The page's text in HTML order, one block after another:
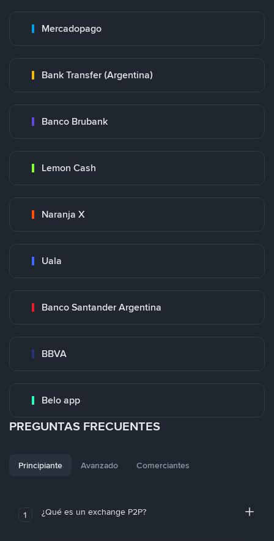
Mercadopago
Bank Transfer (Argentina)
Banco Brubank
Lemon Cash
Naranja X
Uala
Banco Santander Argentina
BBVA
Belo app
PREGUNTAS FRECUENTES
Principiante Avanzado Comerciantes
1 ¿Qué es un exchange P2P?